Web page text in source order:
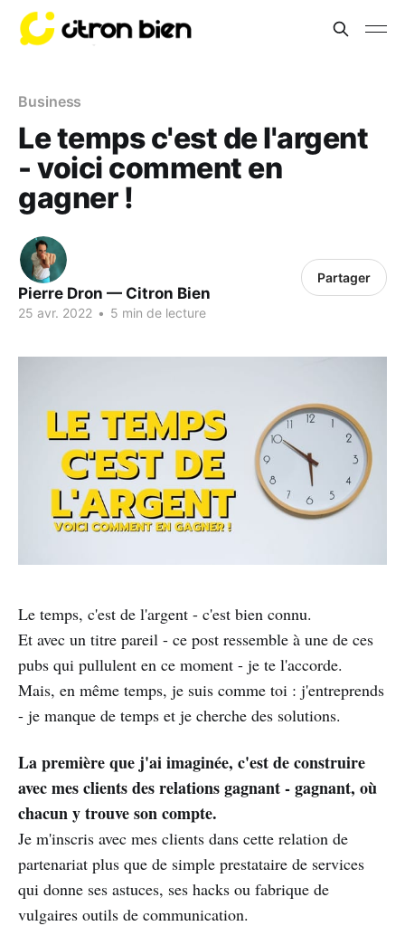
Business
Le temps c'est de l'argent
- voici comment en
gagner !
Pierre Dron — Citron Bien
25 avr. 2022 • 5 min de lecture
Partager
Le temps, c'est de l'argent - c'est bien connu.
Et avec un titre pareil - ce post ressemble à une de ces
pubs qui pullulent en ce moment - je te l'accorde.
Mais, en même temps, je suis comme toi : j'entreprends
- je manque de temps et je cherche des solutions.
La première que j'ai imaginée, c'est de construire
avec mes clients des relations gagnant - gagnant, où
chacun y trouve son compte.
Je m'inscris avec mes clients dans cette relation de
partenariat plus que de simple prestataire de services
qui donne ses astuces, ses hacks ou fabrique de
vulgaires outils de communication.